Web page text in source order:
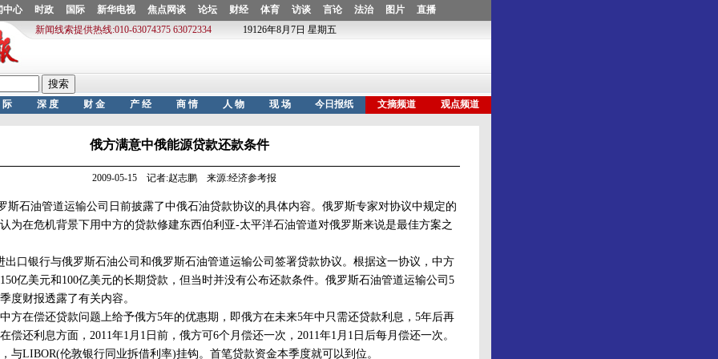
俄方满意中俄能源贷款还款条件
2009-05-15 记者:赵志鹏 来源:经济参考报
石油管道运输公司日前披露了中俄石油贷款协议的具体内容。俄罗斯专家对协议中规定的
为在危机背景下用中方的贷款修建东西伯利亚-太平洋石油管道对俄罗斯来说是最佳方案之
银行与俄罗斯石油公司和俄罗斯石油管道运输公司签署贷款协议。根据这一协议，中方
亿美元和100亿美元的长期贷款，但当时并没有公布还款条件。俄罗斯石油管道运输公司5
度财报透露了有关内容。
偿还贷款问题上给予俄方5年的优惠期，即俄方在未来5年中只需还贷款利息，5年后再
偿还利息方面，2011年1月1日前，俄方可6个月偿还一次，2011年1月1日后每月偿还一次。
与LIBOR(伦敦银行同业拆借利率)挂钩。首笔贷款资金本季度就可以到位。